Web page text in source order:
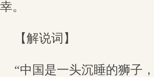
幸。
【解说词】
“中国是一头沉睡的狮子